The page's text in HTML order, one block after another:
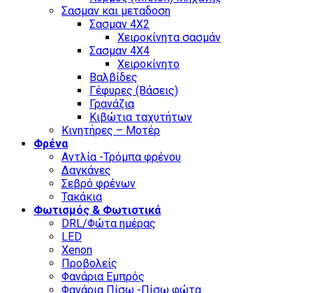
Σασμαν και μεταδοση
Σασμαν 4Χ2
Χειροκίνητα σασμάν
Σασμαν 4Χ4
Χειροκίνητο
Βαλβίδες
Γέφυρες (Βάσεις)
Γρανάζια
Κιβώτια ταχυτήτων
Κινητήρες – Μοτέρ
Φρένα
Αντλία -Τρόμπα φρένου
Δαγκάνες
Σεβρό φρένων
Τακάκια
Φωτισμός & Φωτιστικά
DRL/Φώτα ημέρας
LED
Xenon
Προβολείς
Φανάρια Εμπρός
Φανάρια Πίσω -Πίσω φώτα